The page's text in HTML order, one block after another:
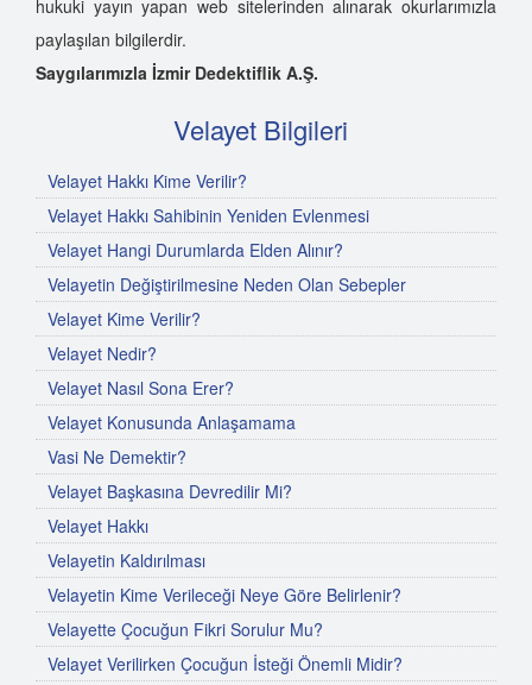
hukuki yayın yapan web sitelerinden alınarak okurlarımızla
paylaşılan bilgilerdir.
Saygılarımızla İzmir Dedektiflik A.Ş.
Velayet Bilgileri
Velayet Hakkı Kime Verilir?
Velayet Hakkı Sahibinin Yeniden Evlenmesi
Velayet Hangi Durumlarda Elden Alınır?
Velayetin Değiştirilmesine Neden Olan Sebepler
Velayet Kime Verilir?
Velayet Nedir?
Velayet Nasıl Sona Erer?
Velayet Konusunda Anlaşamama
Vasi Ne Demektir?
Velayet Başkasına Devredilir Mi?
Velayet Hakkı
Velayetin Kaldırılması
Velayetin Kime Verileceği Neye Göre Belirlenir?
Velayette Çocuğun Fikri Sorulur Mu?
Velayet Verilirken Çocuğun İsteği Önemli Midir?